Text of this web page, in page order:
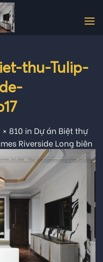
thu-Tulip-
× 810 in Dự án Biệt thự
Riverside Long biên